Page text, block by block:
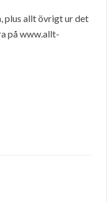
plus allt övrigt ur det
på www.allt-